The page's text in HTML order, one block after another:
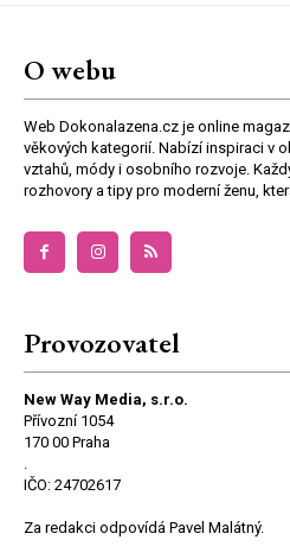
O webu
Web Dokonalazena.cz je online
věkových kategorií. Nabízí inspiraci v
vztahů, módy i osobního rozvoje.
rozhovory a tipy pro moderní ženu,
Provozovatel
New Way Media, s.r.o.
Přívozní 1054
170 00 Praha
.
IČO: 24702617
Za redakci odpovídá Pavel Malátný.